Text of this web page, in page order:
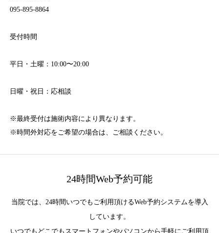
095-895-8864
受付時間
平日・土曜：10:00〜20:00
日曜・祝日：応相談
※最終受付は施術内容により異なります。
※時間外対応をご希望の場合は、ご相談ください。
24時間Web予約可能
当院では、24時間いつでもご利用頂けるWeb予約システムを導入
しています。
いつでもどこでもスマートフォンやパソコンから手軽にご利用頂